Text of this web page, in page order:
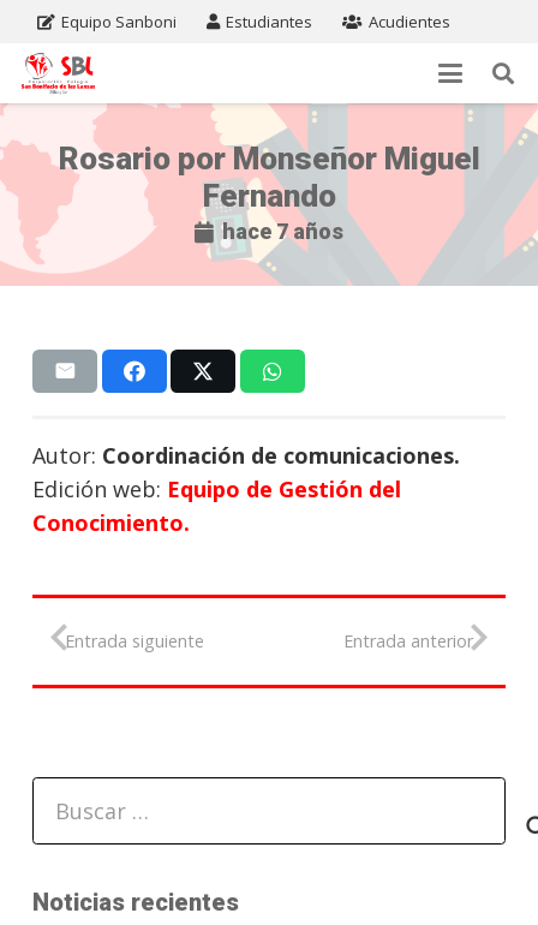
Equipo Sanboni Estudiantes Acudientes
Rosario por Monseñor Miguel
Fernando
hace 7 años
Autor: Coordinación de comunicaciones.
Edición web: Equipo de Gestión del
Conocimiento.
Entrada siguiente Entrada anterior
Noticias recientes